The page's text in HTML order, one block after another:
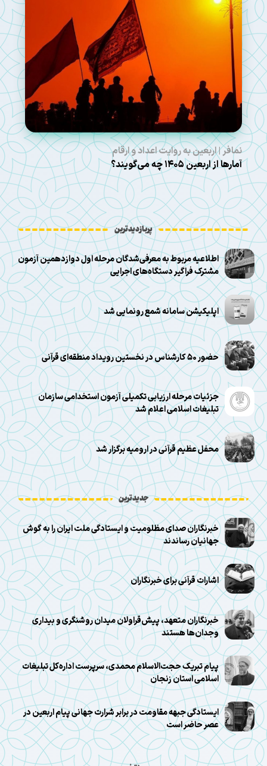
نمافر | اربعین به روایت اعداد و ارقام
آمارها از اربعین ۱۴۰۵ چه می‌گویند؟
پربازدیدترین
اطلاعیه مربوط به معرفی‌شدگان مرحله اول دوازدهمین آزمون
مشترک فراگیر دستگاه‌های اجرایی
اپلیکیشن سامانه شمع رونمایی شد
حضور ۵۰ کارشناس در نخستین رویداد منطقه‌ای قرآنی
جزئیات مرحله ارزیابی تکمیلی آزمون استخدامی سازمان
تبلیغات اسلامی اعلام شد
محفل عظیم قرآنی در ارومیه برگزار شد
جدیدترین
خبرنگاران صدای مظلومیت و ایستادگی ملت ایران را به گوش
جهانیان رساندند
اشارات قرآنی برای خبرنگاران
خبرنگاران متعهد، پیش‌قراولان میدان روشنگری و بیداری
وجدان‌ها هستند
پیام تبریک حجت‌الاسلام محمدی، سرپرست اداره‌کل تبلیغات
اسلامی استان زنجان
ایستادگی جبهه مقاومت در برابر شرارت جهانی پیام اربعین در
عصر حاضر است